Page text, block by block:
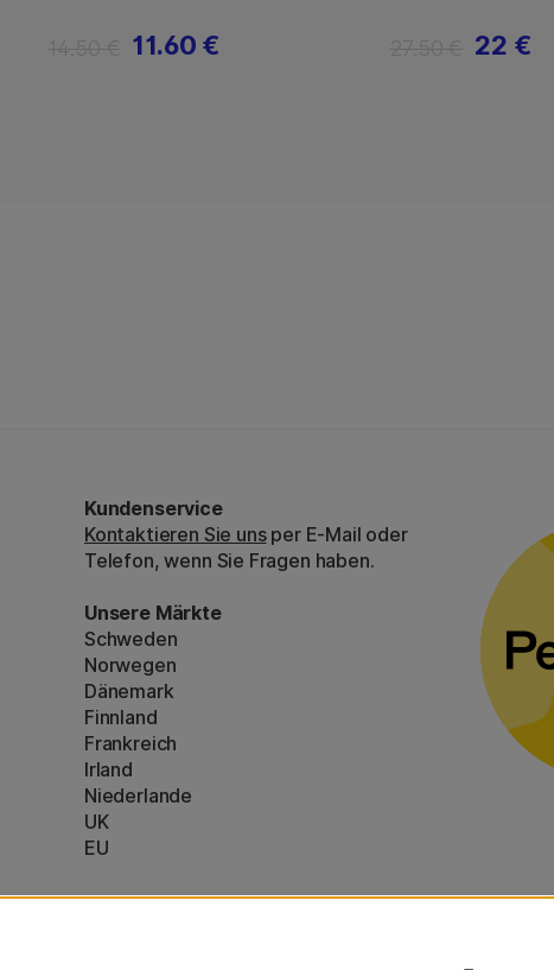
11.60 € 22 €
Kundenservice
Kontaktieren Sie unsper E-Mail oder
Telefon, wenn Sie Fragen haben.
Unsere Märkte
Schweden
Norwegen
Dänemark
Finnland
Frankreich
Irland
Niederlande
UK
EU
* BesondereVersandbedingungengelten für